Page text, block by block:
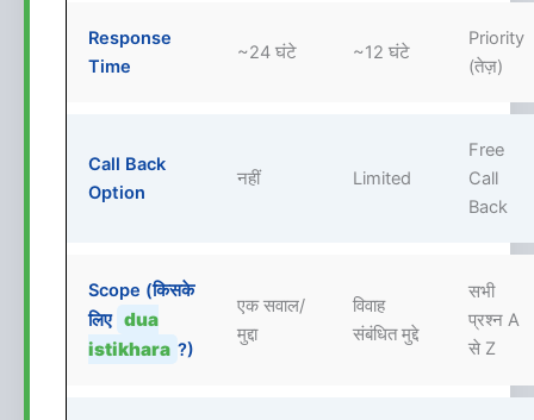
Response
Time
~24 घंटे ~12 घंटे
Priority
(तेज़)
Call Back
Option
नहीं Limited
Free
Call
Back
Scope (किसके
लिए dua
istikhara ?)
एक सवाल/
मुद्दा
विवाह
संबंधित मुद्दे
सभी
प्रश्न A
से Z